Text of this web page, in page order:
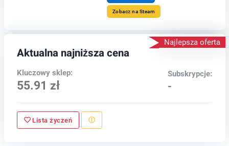
Zobacz na Steam
Najlepsza oferta
Aktualna najniższa cena
Kluczowy sklep:
55.91 zł
Subskrypcje:
-
Lista życzeń